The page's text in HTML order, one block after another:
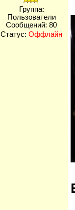
Группа:
Пользователи
Сообщений: 80
Статус: Оффлайн